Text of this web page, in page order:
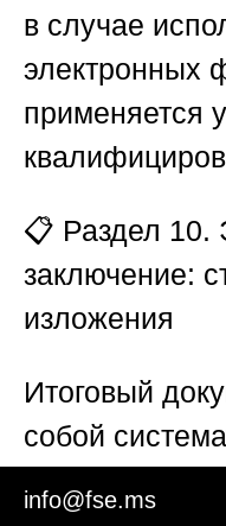
в случае
электронных
применяется
📋 Раздел 10.
заключение:
изложения
Итоговый
собой
отчёт,
info@fse.ms